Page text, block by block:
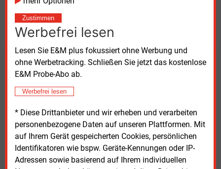
Zustimmen
Werbefrei lesen
Lesen Sie E&M plus fokussiert ohne Werbung und
ohne Werbetracking. Schließen Sie jetzt das kostenlose
E&M Probe-Abo ab.
Werbefrei lesen
* Diese Drittanbieter und wir erheben und verarbeiten
personenbezogene Daten auf unseren Plattformen. Mit
auf Ihrem Gerät gespeicherten Cookies, persönlichen
Identifikatoren wie bspw. Geräte-Kennungen oder IP-
Adressen sowie basierend auf Ihrem individuellen
Möchten Sie diese und
weitere Nachrichten lesen?
Kaufen Sie den Artikel
erhalten Sie sofort diesen redaktionellen Beitrag für